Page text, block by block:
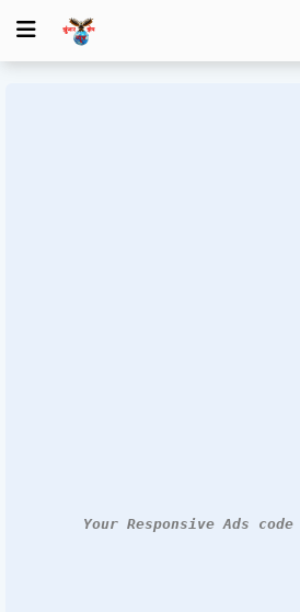
Your Responsive Ads